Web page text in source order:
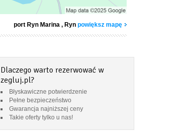
port Ryn Marina , Ryn powiększ mapę
Dlaczego warto rezerwować w
zegluj.pl?
Błyskawiczne potwierdzenie
Pełne bezpieczeństwo
Gwarancja najniższej ceny
Takie oferty tylko u nas!